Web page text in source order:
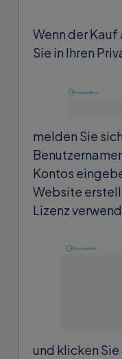
Wenn der
Sie in Ihren
melden Sie
Kontos
Website
Lizenz
und klicken